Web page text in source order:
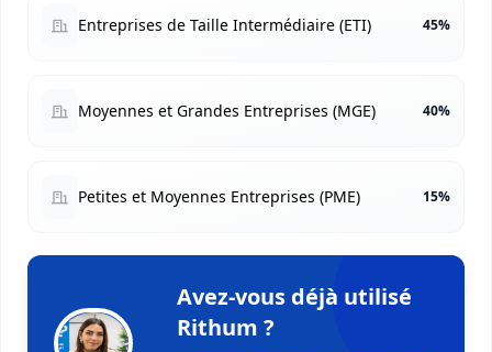
Entreprises de Taille Intermédiaire (ETI) 45%
Moyennes et Grandes Entreprises (MGE) 40%
Petites et Moyennes Entreprises (PME) 15%
Avez-vous déjà utilisé
Rithum ?